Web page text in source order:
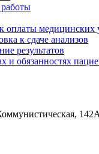
оплаты медицинских
к сдаче анализов
результатов
и обязанностях
142А